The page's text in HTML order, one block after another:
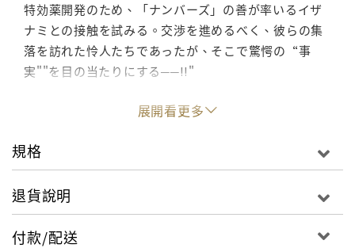
特効薬開発のため、「ナンバーズ」の善が率いるイザ
ナミとの接触を試みる。交渉を進めるべく、彼らの集
落を訪れた怜人たちであったが、そこで驚愕の“事
実""を目の当たりにする──!!"
展開看更多
規格
退貨說明
付款/配送